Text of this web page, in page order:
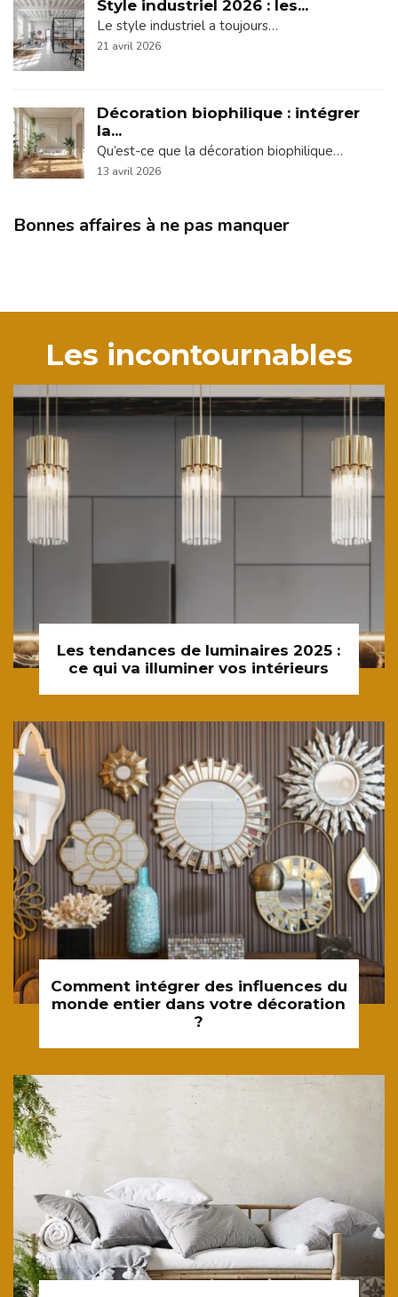
Style industriel 2026 : les...
Le style industriel a toujours…
21 avril 2026
Décoration biophilique : intégrer
la...
Qu’est-ce que la décoration biophilique…
13 avril 2026
Bonnes affaires à ne pas manquer
Les incontournables
Les tendances de luminaires 2025 :
ce qui va illuminer vos intérieurs
Comment intégrer des influences du
monde entier dans votre décoration
?